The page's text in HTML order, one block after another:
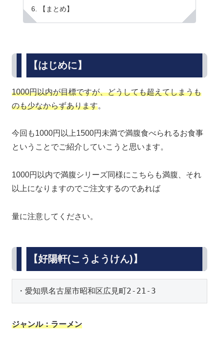
【まとめ】
【はじめに】
1000円以内が目標ですが、どうしても超えてしまうも
のも少なからずあります。
今回も1000円以上1500円未満で満腹食べられるお食事
ということでご紹介していこうと思います。
1000円以内で満腹シリーズ同様にこちらも満腹、それ
以上になりますのでご注文するのであれば
量に注意してください。
【好陽軒(こうようけん)】
・愛知県名古屋市昭和区広見町2-21-3
ジャンル：ラーメン